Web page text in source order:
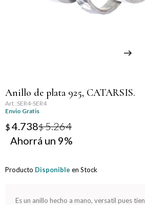
Anillo de plata 925, CATARSIS.
SER4-SER4
Envio Gratis
$4.738$5.264
9
Producto Disponible en Stock
Es un anillo hecho a mano, versatil pues
Día del Amigo
Día del Maestro
Día del Padre
Graduación
Nacimiento